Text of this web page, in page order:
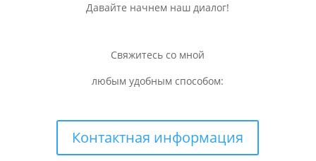
Давайте начнем наш диалог!
Свяжитесь со мной
любым удобным способом:
Контактная информация